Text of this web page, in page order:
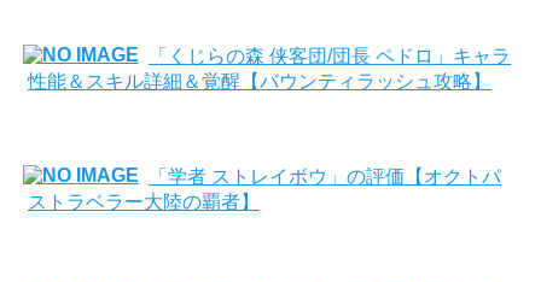
「くじらの森 侠客団/団長 ペドロ」キャラ
性能＆スキル詳細＆覚醒【バウンティラッシュ攻略】
「学者 ストレイボウ」の評価【オクトパ
ストラベラー大陸の覇者】